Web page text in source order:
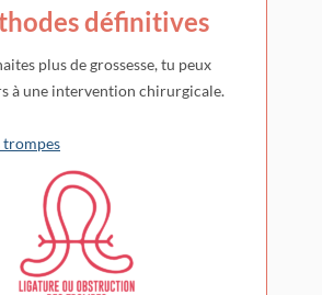
définitives
plus de grossesse, tu peux
à une intervention chirurgicale.
trompes